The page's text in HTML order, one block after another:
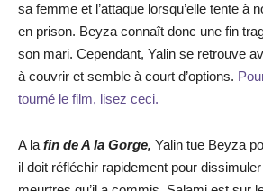
sa femme et l’attaque lorsqu’elle tente à
en prison. Beyza connaît donc une fin
son mari. Cependant, Yalin se retrouve
à couvrir et semble à court d’options.
tourné le film, lisez ceci.
A la fin de A la Gorge, Yalin tue Beyza
il doit réfléchir rapidement pour